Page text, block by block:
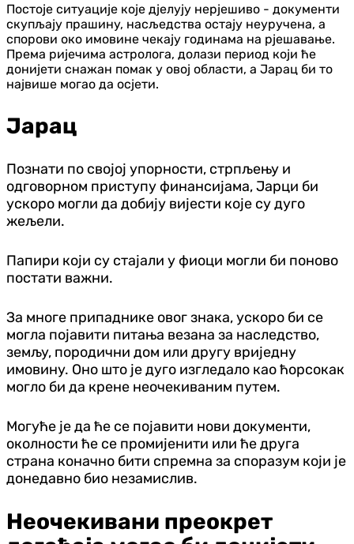
Постоје ситуације које дjелују нерjешиво - документи
скупљају прашину, насљедства остају неуручена, а
спорови око имовине чекају годинама на рјешавање.
Према ријечима астролога, долази период који ће
донијети снажан помак у овој области, а Јарац би то
највише могао да осјети.
Јарац
Познати по својој упорности, стрпљењу и
одговорном приступу финансијама, Јарци би
ускоро могли да добију вијести које су дуго
жељели.
Папири који су стајали у фиоци могли би поново
постати важни.
За многе припаднике овог знака, ускоро би се
могла појавити питања везана за наследство,
земљу, породични дом или другу вриједну
имовину. Оно што је дуго изгледало као ћорсокак
могло би да крене неочекиваним путем.
Могуће је да ће се појавити нови документи,
околности ће се промијенити или ће друга
страна коначно бити спремна за споразум који је
донедавно био незамислив.
Неочекивани преокрет